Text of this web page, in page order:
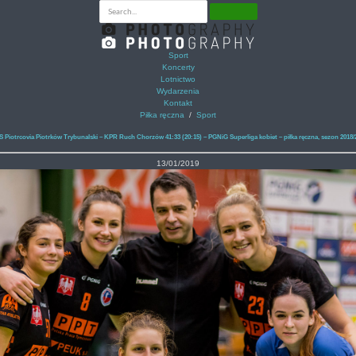
Sport
Koncerty
Lotnictwo
Wydarzenia
Kontakt
Piłka ręczna / Sport
Piotrcovia Piotrków Trybunalski – KPR Ruch Chorzów 41:33 (20:15) – PGNiG Superliga kobiet – piłka ręczna, sezon 2018/
13/01/2019